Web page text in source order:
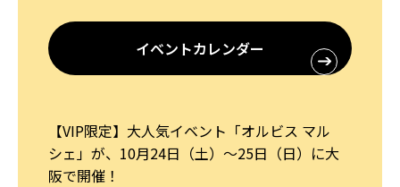
イベントカレンダー
【VIP限定】大人気イベント「オルビス マル
シェ」が、10月24日（土）〜25日（日）に大
阪で開催！